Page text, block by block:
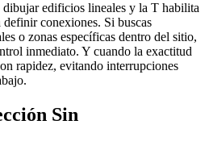
edificios lineales y la T habilita
definir conexiones. Si buscas
o zonas específicas dentro del sitio,
inmediato. Y cuando la exactitud
rapidez, evitando interrupciones
Sin